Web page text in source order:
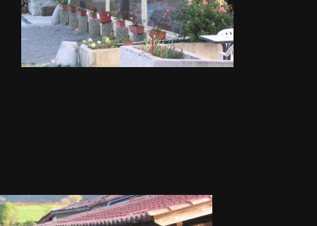
CONTACT